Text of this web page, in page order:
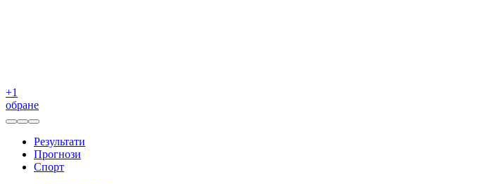
+1
обране
Результати
Прогнози
Спорт